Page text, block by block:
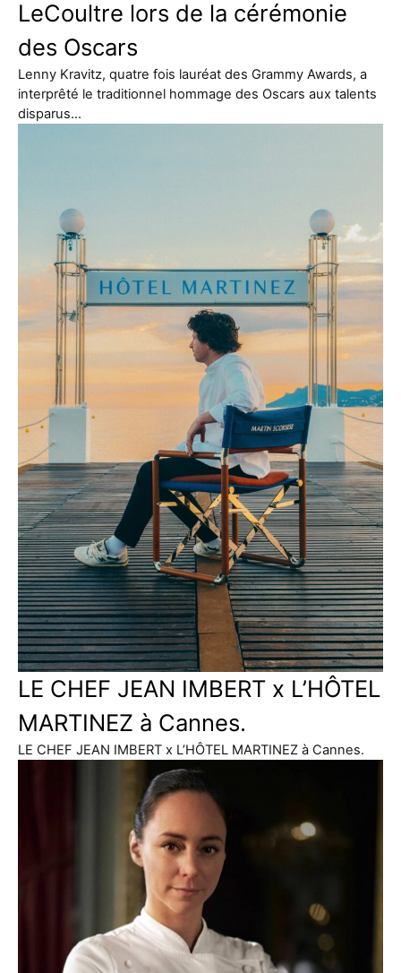
LeCoultre lors de la cérémonie
des Oscars
Lenny Kravitz, quatre fois lauréat des Grammy Awards, a
interprêté le traditionnel hommage des Oscars aux talents
disparus…
LE CHEF JEAN IMBERT x L’HÔTEL
MARTINEZ à Cannes.
LE CHEF JEAN IMBERT x L’HÔTEL MARTINEZ à Cannes.